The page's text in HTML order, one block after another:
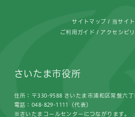
サイトマップ 当サイ
ご利用ガイド アクセシビ
さいたま市役所
住所：〒330-9588 さいたま市浦和区常盤六丁
電話：048-829-1111（代表）
※さいたまコールセンターにつながります。